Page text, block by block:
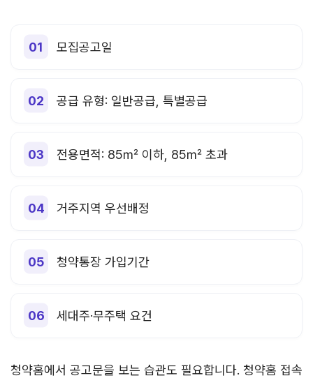
모집공고일
공급 유형: 일반공급, 특별공급
전용면적: 85㎡ 이하, 85㎡ 초과
거주지역 우선배정
청약통장 가입기간
세대주·무주택 요건
청약홈에서 공고문을 보는 습관도 필요합니다. 청약홈 접속